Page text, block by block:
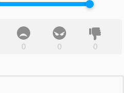
0 0 0